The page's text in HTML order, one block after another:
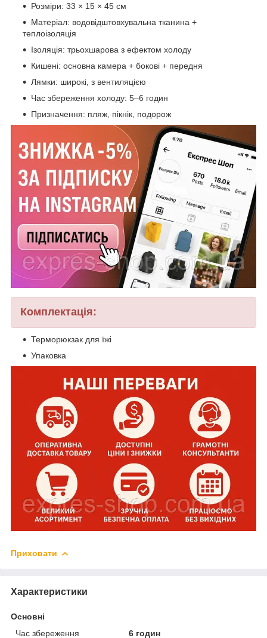
Розміри: 33 × 15 × 45 см
Матеріал: водовідштовхувальна тканина +
теплоізоляція
Ізоляція: трьохшарова з ефектом холоду
Кишені: основна камера + бокові + передня
Лямки: широкі, з вентиляцією
Час збереження холоду: 5–6 годин
Призначення: пляж, пікнік, подорож
Комплектація:
Терморюкзак для їжі
Упаковка
Приховати
Характеристики
Основні
Час збереження
6 годин